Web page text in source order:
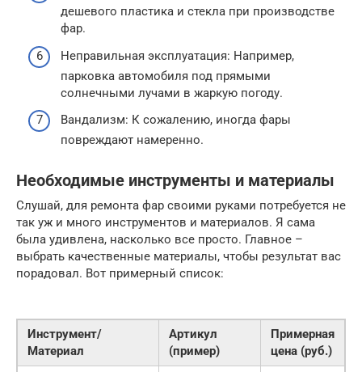
дешевого пластика и стекла при производстве
фар.
Неправильная эксплуатация: Например,
парковка автомобиля под прямыми
солнечными лучами в жаркую погоду.
Вандализм: К сожалению, иногда фары
повреждают намеренно.
Необходимые инструменты и материалы
Слушай, для ремонта фар своими руками потребуется не
так уж и много инструментов и материалов. Я сама
была удивлена, насколько все просто. Главное –
выбрать качественные материалы, чтобы результат вас
порадовал. Вот примерный список:
Инструмент/
Материал
Артикул
(пример)
Примерная
цена (руб.)